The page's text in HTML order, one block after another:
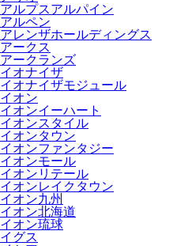
アルプスアルパイン
アルペン
アレンザホールディングス
アークス
アークランズ
イオナイザ
イオナイザモジュール
イオン
イオンイーハート
イオンスタイル
イオンタウン
イオンファンタジー
イオンモール
イオンリテール
イオンレイクタウン
イオン九州
イオン北海道
イオン琉球
イグス